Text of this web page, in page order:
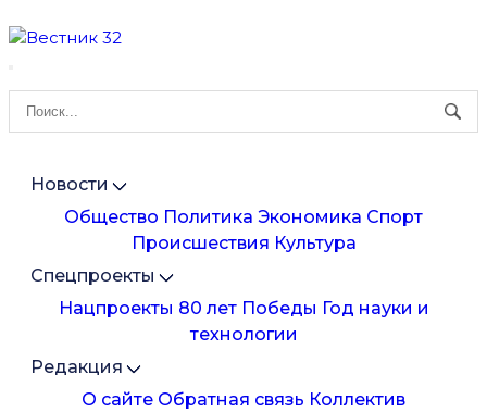
Новости
Общество Политика Экономика Спорт
Происшествия Культура
Спецпроекты
Нацпроекты 80 лет Победы Год науки и
технологии
Редакция
О сайте Обратная связь Коллектив